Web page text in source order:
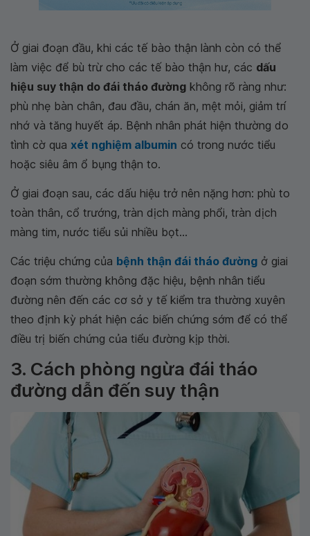
Ở giai đoạn đầu, khi các tế bào thận lành còn có thể
làm việc để bù trừ cho các tế bào thận hư, các dấu
hiệu suy thận do đái tháo đường không rõ ràng như:
phù nhẹ bàn chân, đau đầu, chán ăn, mệt mỏi, giảm trí
nhớ và tăng huyết áp. Bệnh nhân phát hiện thường do
tình cờ qua xét nghiệm albumin có trong nước tiểu
hoặc siêu âm ổ bụng thận to.
Ở giai đoạn sau, các dấu hiệu trở nên nặng hơn: phù to
toàn thân, cổ trướng, tràn dịch màng phổi, tràn dịch
màng tim, nước tiểu sủi nhiều bọt...
Các triệu chứng của bệnh thận đái tháo đường ở giai
đoạn sớm thường không đặc hiệu, bệnh nhân tiểu
đường nên đến các cơ sở y tế kiểm tra thường xuyên
theo định kỳ phát hiện các biến chứng sớm để có thể
điều trị biến chứng của tiểu đường kịp thời.
3. Cách phòng ngừa đái tháo
đường dẫn đến suy thận